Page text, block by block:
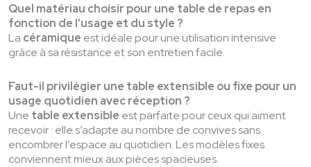
Quel matériau choisir pour une table de repas en
fonction de l’usage et du style ?
La céramique est idéale pour une utilisation intensive
grâce à sa résistance et son entretien facile.
Faut-il privilégier une table extensible ou fixe pour un
usage quotidien avec réception ?
Une table extensible est parfaite pour ceux qui aiment
recevoir : elle s’adapte au nombre de convives sans
encombrer l’espace au quotidien. Les modèles fixes
conviennent mieux aux pièces spacieuses.